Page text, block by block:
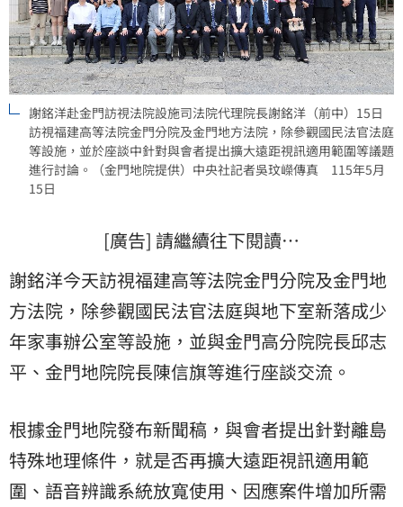
謝銘洋赴金門訪視法院設施司法院代理院長謝銘洋（前中）15日
訪視福建高等法院金門分院及金門地方法院，除參觀國民法官法庭
等設施，並於座談中針對與會者提出擴大遠距視訊適用範圍等議題
進行討論。（金門地院提供）中央社記者吳玟嶸傳真 115年5月
15日
[廣告] 請繼續往下閱讀…
謝銘洋今天訪視福建高等法院金門分院及金門地
方法院，除參觀國民法官法庭與地下室新落成少
年家事辦公室等設施，並與金門高分院院長邱志
平、金門地院院長陳信旗等進行座談交流。
根據金門地院發布新聞稿，與會者提出針對離島
特殊地理條件，就是否再擴大遠距視訊適用範
圍、語音辨識系統放寬使用、因應案件增加所需